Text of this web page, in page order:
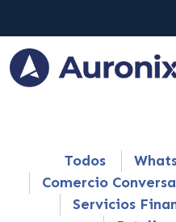
Todos
Comercio
Servicios